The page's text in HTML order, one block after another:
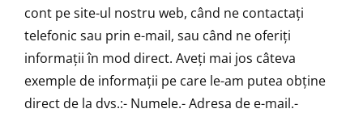
cont pe site-ul nostru web, când ne contactaţi
telefonic sau prin e-mail, sau când ne oferiţi
informaţii în mod direct. Aveţi mai jos câteva
exemple de informaţii pe care le-am putea obţine
direct de la dvs.:- Numele.- Adresa de e-mail.-